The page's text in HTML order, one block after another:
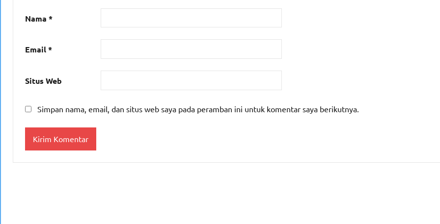
Nama *
Email*
Situs Web
Simpan nama, email, dan situs web saya pada peramban ini untuk komentar saya berikutnya.